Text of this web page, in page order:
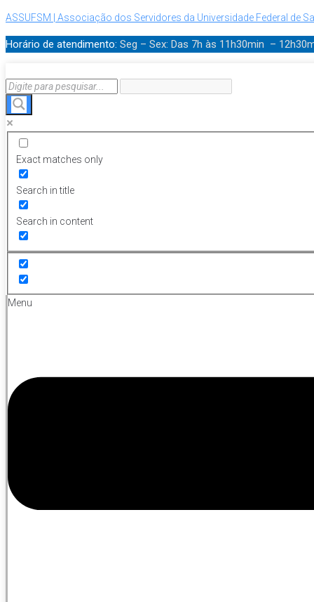
ASSUFSM | Associação dos Servidores da Universidade Federal de
Horário de atendimento: Seg – Sex: Das 7h às 11h30min –
Exact matches only
Search in title
Search in content
Menu